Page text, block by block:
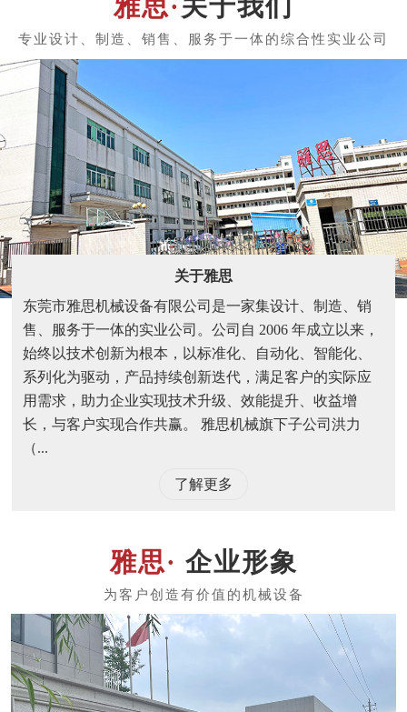
关于我们
关于雅思
东莞市雅思机械设备有限公司是一家集设计、制造、销
售、服务于一体的实业公司。公司自 2006 年成立以来，
始终以技术创新为根本，以标准化、自动化、智能化、
系列化为驱动，产品持续创新迭代，满足客户的实际应
用需求，助力企业实现技术升级、效能提升、收益增
长，与客户实现合作共赢。 雅思机械旗下子公司洪力
（...
了解更多
企业形象